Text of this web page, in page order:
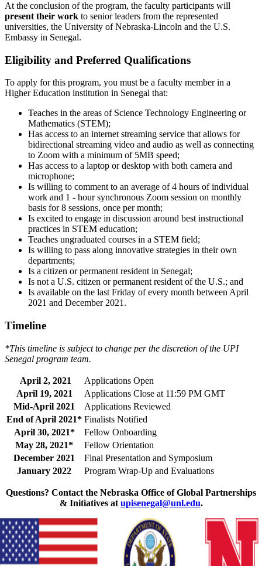
At the conclusion of the program, the faculty participants will
present their work to senior leaders from the represented
universities, the University of Nebraska-Lincoln and the U.S.
Embassy in Senegal.
Eligibility and Preferred Qualifications
To apply for this program, you must be a faculty member in a
Higher Education institution in Senegal that:
Teaches in the areas of Science Technology Engineering or
Mathematics (STEM);
Has access to an internet streaming service that allows for
bidirectional streaming video and audio as well as connecting
to Zoom with a minimum of 5MB speed;
Has access to a laptop or desktop with both camera and
microphone;
Is willing to comment to an average of 4 hours of individual
work and 1 - hour synchronous Zoom session on monthly
basis for 8 sessions, once per month;
Is excited to engage in discussion around best instructional
practices in STEM education;
Teaches ungraduated courses in a STEM field;
Is willing to pass along innovative strategies in their own
departments;
Is a citizen or permanent resident in Senegal;
Is not a U.S. citizen or permanent resident of the U.S.; and
Is available on the last Friday of every month between April
2021 and December 2021.
Timeline
*This timeline is subject to change per the discretion of the UPI
Senegal program team.
April 2, 2021
Applications Open
April 19, 2021
Applications Close at 11:59 PM GMT
Mid-April 2021
Applications Reviewed
End of April 2021* Finalists Notified
April 30, 2021*
Fellow Onboarding
May 28, 2021*
Fellow Orientation
December 2021
Final Presentation and Symposium
January 2022
Program Wrap-Up and Evaluations
Questions? Contact the Nebraska Office of Global Partnerships
& Initiatives at upisenegal@unl.edu.